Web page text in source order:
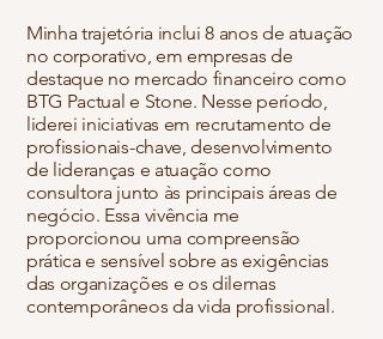
Minha trajetória inclui 8 anos de atuação
no corporativo, em empresas de
destaque no mercado financeiro como
BTG Pactual e Stone. Nesse período,
liderei iniciativas em recrutamento de
profissionais-chave, desenvolvimento
de lideranças e atuação como
consultora junto às principais áreas de
negócio. Essa vivência me
proporcionou uma compreensão
prática e sensível sobre as exigências
das organizações e os dilemas
contemporâneos da vida profissional.